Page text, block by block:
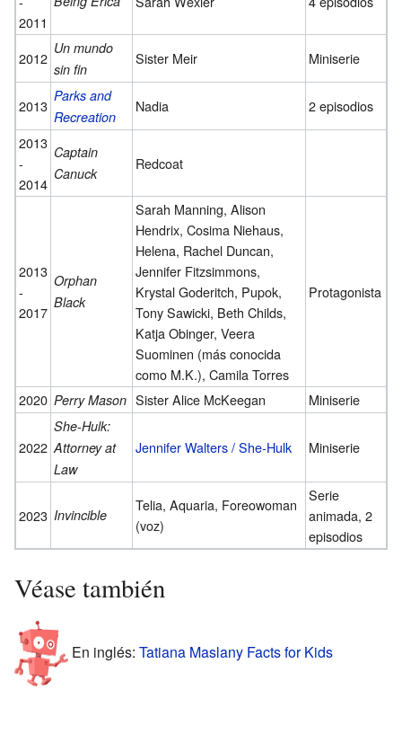
2011
2012
Un mundo
sin fin
Sister Meir Miniserie
2013
Parks and
Recreation
Nadia
2 episodios
2013
-
2014
Captain
Canuck
Redcoat
2013
-
2017
Orphan
Black
Sarah Manning, Alison
Hendrix, Cosima Niehaus,
Helena, Rachel Duncan,
Jennifer Fitzsimmons,
Krystal Goderitch, Pupok,
Tony Sawicki, Beth Childs,
Katja Obinger, Veera
Suominen (más conocida
como M.K.), Camila Torres
Protagonista
2020 Perry Mason Sister Alice McKeegan Miniserie
2022
She-Hulk:
Attorney at
Law
Jennifer Walters / She-Hulk Miniserie
2023 Invincible
Telia, Aquaria, Foreowoman
(voz)
Serie
animada, 2
episodios
Véase también
En inglés: Tatiana Maslany Facts for Kids